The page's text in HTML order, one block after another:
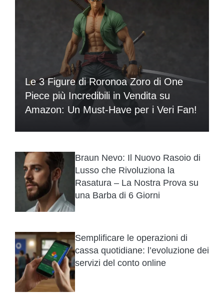
Le 3 Figure di Roronoa Zoro di One
Piece più Incredibili in Vendita su
Amazon: Un Must-Have per i Veri Fan!
Braun Nevo: Il Nuovo Rasoio di
Lusso che Rivoluziona la
Rasatura – La Nostra Prova su
una Barba di 6 Giorni
Semplificare le operazioni di
cassa quotidiane: l’evoluzione dei
servizi del conto online